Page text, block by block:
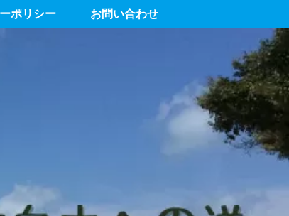
ポリシー お問い合わせ